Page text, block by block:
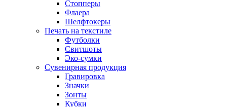
Стопперы
Флаера
Шелфтокеры
Печать на текстиле
Футболки
Свитшоты
Эко-сумки
Сувенирная продукция
Гравировка
Значки
Зонты
Кубки